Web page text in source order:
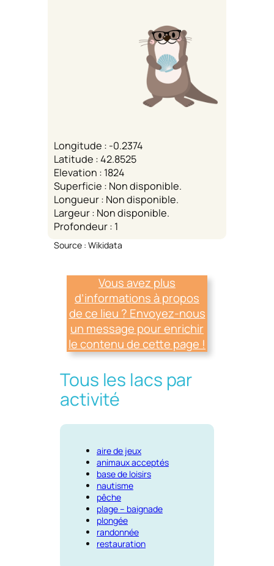
Longitude : -0.2374
Latitude : 42.8525
Elevation : 1824
Superficie : Non disponible.
Longueur : Non disponible.
Largeur : Non disponible.
Profondeur : 1
Source : Wikidata
Vous avez plus
d’informations à propos
de ce lieu ? Envoyez-nous
un message pour enrichir
le contenu de cette page !
Tous les lacs par
activité
aire de jeux
animaux acceptés
base de loisirs
nautisme
pêche
plage – baignade
plongée
randonnée
restauration